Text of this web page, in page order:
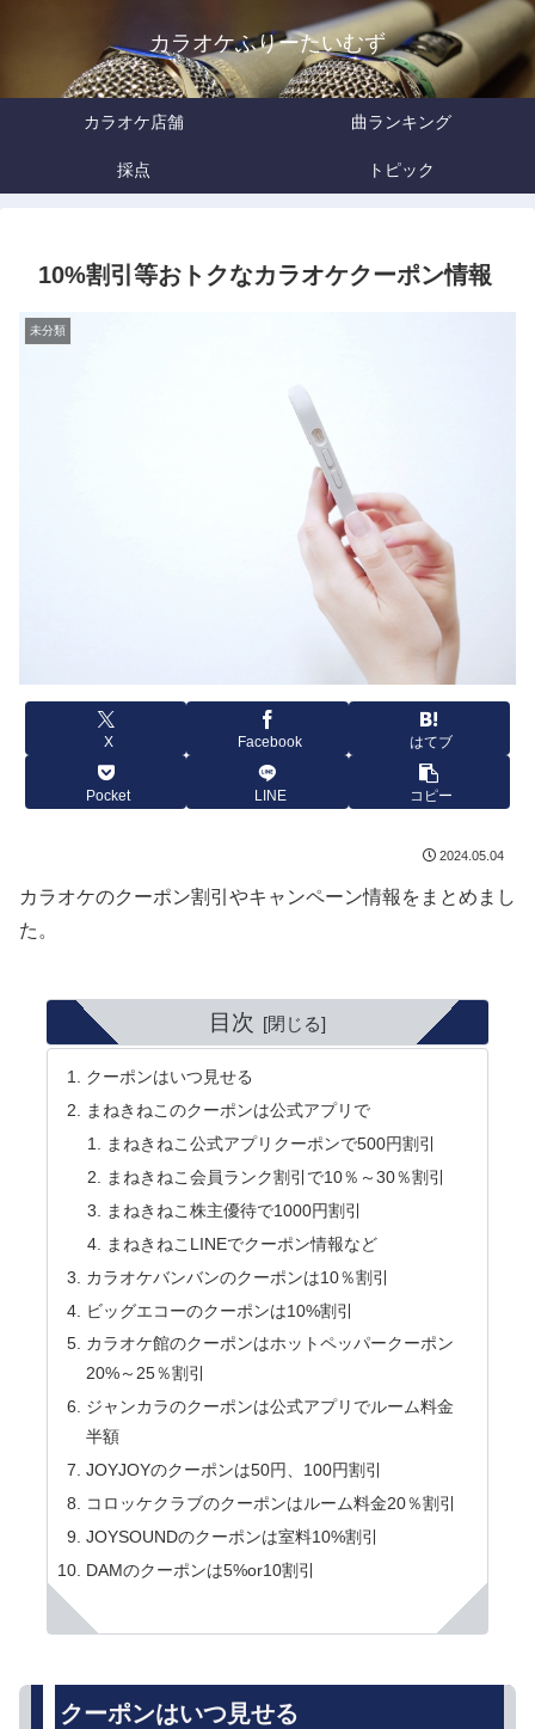
カラオケふりーたいむず
カラオケ店舗 曲ランキング
採点 トピック
10%割引等おトクなカラオケクーポン情報
未分類
X Facebook はてブ
Pocket LINE コピー
2024.05.04
カラオケのクーポン割引やキャンペーン情報をまとめまし
た。
目次
クーポンはいつ見せる
まねきねこのクーポンは公式アプリで
まねきねこ公式アプリクーポンで500円割引
まねきねこ会員ランク割引で10％～30％割引
まねきねこ株主優待で1000円割引
まねきねこLINEでクーポン情報など
カラオケバンバンのクーポンは10％割引
ビッグエコーのクーポンは10%割引
カラオケ館のクーポンはホットペッパークーポン
20%～25％割引
ジャンカラのクーポンは公式アプリでルーム料金
半額
JOYJOYのクーポンは50円、100円割引
コロッケクラブのクーポンはルーム料金20％割引
JOYSOUNDのクーポンは室料10%割引
DAMのクーポンは5%or10割引
クーポンはいつ見せる